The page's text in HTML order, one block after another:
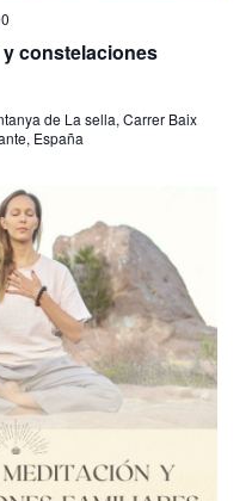
constelaciones
de La sella, Carrer Baix
España